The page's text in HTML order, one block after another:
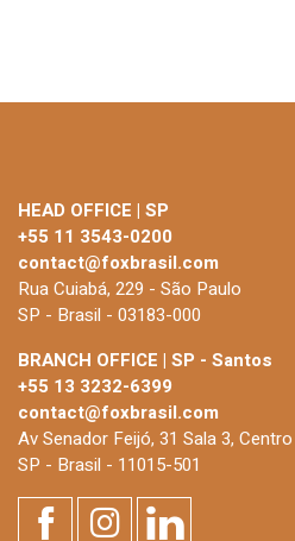
HEAD OFFICE | SP
+55 11 3543-0200
contact@foxbrasil.com
Rua Cuiabá, 229 - São Paulo
SP - Brasil - 03183-000
BRANCH OFFICE | SP - Santos
+55 13 3232-6399
contact@foxbrasil.com
Av Senador Feijó, 31 Sala 3, Centro
SP - Brasil - 11015-501